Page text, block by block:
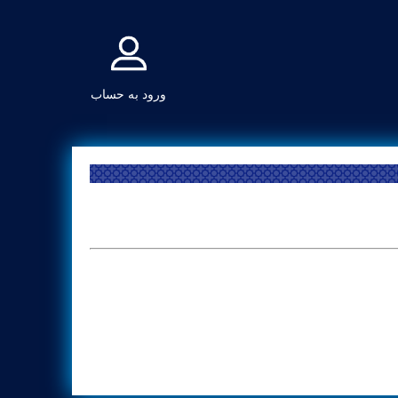
ورود به حساب